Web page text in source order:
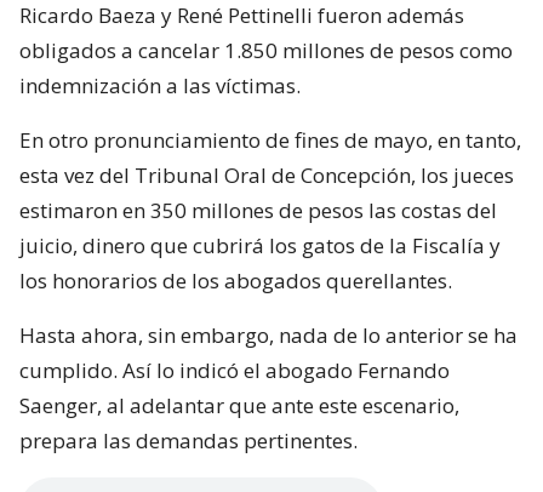
Ricardo Baeza y René Pettinelli fueron además
obligados a cancelar 1.850 millones de pesos como
indemnización a las víctimas.
En otro pronunciamiento de fines de mayo, en tanto,
esta vez del Tribunal Oral de Concepción, los jueces
estimaron en 350 millones de pesos las costas del
juicio, dinero que cubrirá los gatos de la Fiscalía y
los honorarios de los abogados querellantes.
Hasta ahora, sin embargo, nada de lo anterior se ha
cumplido. Así lo indicó el abogado Fernando
Saenger, al adelantar que ante este escenario,
prepara las demandas pertinentes.